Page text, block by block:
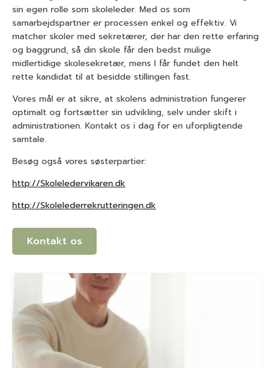
sin egen rolle som skoleleder. Med os som
samarbejdspartner er processen enkel og effektiv. Vi
matcher skoler med sekretærer, der har den rette erfaring
og baggrund, så din skole får den bedst mulige
midlertidige skolesekretær, mens I får fundet den helt
rette kandidat til at besidde stillingen fast.
Vores mål er at sikre, at skolens administration fungerer
optimalt og fortsætter sin udvikling, selv under skift i
administrationen. Kontakt os i dag for en uforpligtende
samtale.
Besøg også vores søsterpartier:
http://Skoleledervikaren.dk
http://Skolelederrekrutteringen.dk
Kontakt os